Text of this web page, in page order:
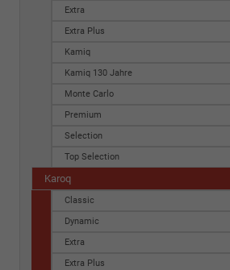
Extra
Extra Plus
Kamiq
Kamiq 130 Jahre
Monte Carlo
Premium
Selection
Top Selection
Karoq
Classic
Dynamic
Extra
Extra Plus